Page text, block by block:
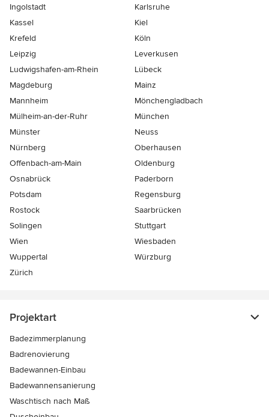
Ingolstadt
Karlsruhe
Kassel
Kiel
Krefeld
Köln
Leipzig
Leverkusen
Ludwigshafen-am-Rhein
Lübeck
Magdeburg
Mainz
Mannheim
Mönchen­gladbach
Mülheim-an-der-Ruhr
München
Münster
Neuss
Nürnberg
Oberhausen
Offenbach-am-Main
Oldenburg
Osnabrück
Paderborn
Potsdam
Regensburg
Rostock
Saarbrücken
Solingen
Stuttgart
Wien
Wiesbaden
Wuppertal
Würzburg
Zürich
Projektart
Badezimmerplanung
Badrenovierung
Badewannen-Einbau
Badewannensanierung
Waschtisch nach Maß